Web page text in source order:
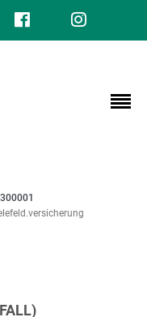
Facebook